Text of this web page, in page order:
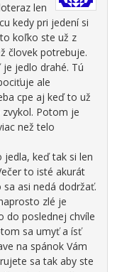
len
kedy pri jedení si
koľko ste už z
človek potrebuje.
jedlo drahé. Tú
ale
cpe aj keď to už
Potom je
než telo
keď tak si len
to isté akurát
asi nedá dodržať.
zlé je
do poslednej chvíle
sa umyť a ísť
na spánok Vám
sa tak aby ste